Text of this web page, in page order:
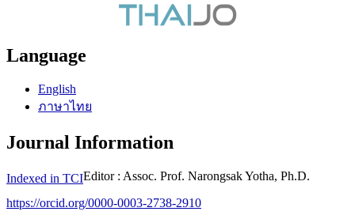
Language
English
ภาษาไทย
Journal Information
Indexed in TCIEditor : Assoc. Prof. Narongsak Yotha, Ph.D.
https://orcid.org/0000-0003-2738-2910